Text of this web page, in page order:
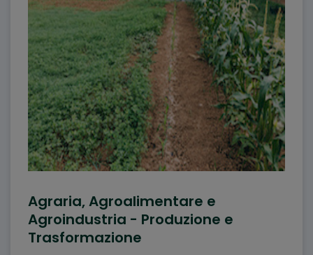
Agraria, Agroalimentare e
Agroindustria - Produzione e
Trasformazione